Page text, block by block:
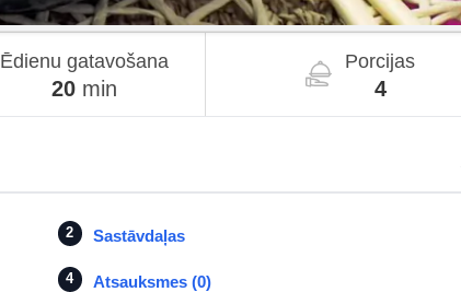
Ēdienu gatavošana
20min
Porcijas
4
Sastāvdaļas
Atsauksmes (0)